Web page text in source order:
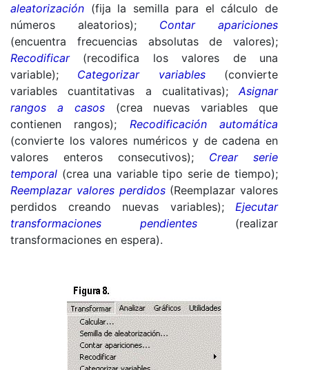
aleatorización (fija la semilla para el cálculo de
números aleatorios); Contar apariciones
(encuentra frecuencias absolutas de valores);
Recodificar (recodifica los valores de una
variable);
Categorizar variables (convierte
variables cuantitativas a cualitativas);
Asignar
rangos a casos (crea nuevas variables que
contienen rangos); Recodificación automática
(convierte los valores numéricos y de cadena en
valores enteros consecutivos); Crear serie
temporal (crea una variable tipo serie de tiempo);
Reemplazar valores perdidos (Reemplazar valores
perdidos creando nuevas variables); Ejecutar
transformaciones pendientes (realizar
transformaciones en espera).